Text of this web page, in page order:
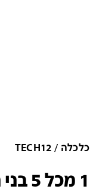
כלכלה TECH12
1